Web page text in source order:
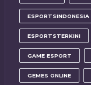
ESPORTSINDONESIA
ESPORTSTERKINI
GAME ESPORT
GEMES ONLINE